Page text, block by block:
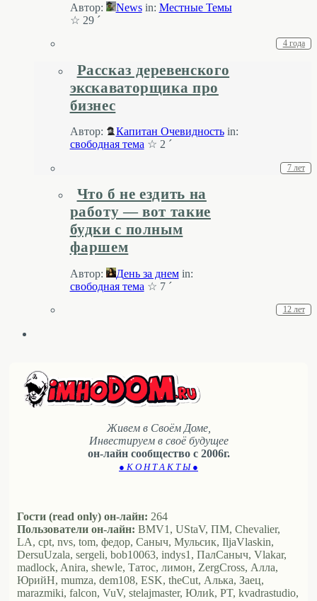
Автор: News in: Местные Темы
☆ 29 ´
4 года
Рассказ деревенского
экскаваторщика про
бизнес
Автор: Капитан Очевидность in:
свободная тема ☆ 2 ´
7 лет
Что б не ездить на
работу — вот такие
будки с полным
фаршем
Автор: День за днем in:
свободная тема ☆ 7 ´
12 лет
Живем в Своём Доме,
Инвестируем в своё будущее
он-лайн сообщество с 2006г.
● К О Н Т А К Т Ы ●
Гости (read only) он-лайн: 264
Пользователи он-лайн: BMV1, UStaV, ПМ, Chevalier,
LA, cpt, nvs, tom, федор, Саныч, Мульсик, IljaVlaskin,
DersuUzala, sergeli, bob10063, indys1, ПалСаныч, Vlakar,
madlock, Anira, shewle, Татос, лимон, ZergCross, Алла,
ЮрийН, mumza, dem108, ESK, theCut, Алька, Заец,
marazmiki, falcon, VuV, stelajmaster, Юлиk, PT, kvadrastudio,